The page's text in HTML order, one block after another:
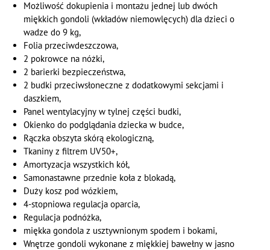
Możliwość dokupienia i montażu jednej lub dwóch
miękkich gondoli (wkładów niemowlęcych) dla dzieci o
wadze do 9 kg,
Folia przeciwdeszczowa,
2 pokrowce na nóżki,
2 barierki bezpieczeństwa,
2 budki przeciwsłoneczne z dodatkowymi sekcjami i
daszkiem,
Panel wentylacyjny w tylnej części budki,
Okienko do podglądania dziecka w budce,
Rączka obszyta skórą ekologiczną,
Tkaniny z filtrem UV50+,
Amortyzacja wszystkich kół,
Samonastawne przednie koła z blokadą,
Duży kosz pod wózkiem,
4-stopniowa regulacja oparcia,
Regulacja podnóżka,
miękka gondola z usztywnionym spodem i bokami,
Wnętrze gondoli wykonane z miękkiej bawełny w jasno